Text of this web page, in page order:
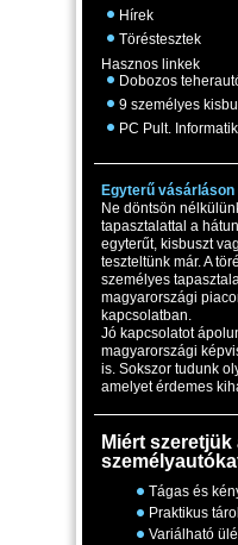
Hírek
Töréstesztek
Hasznos linkek
Dobozos
9 személyes
PC Pult.
Egyterű
Ne döntsön
tapasztalattal a
egyterűt, kisbuszt
teszteltünk már. A
személyes
magyarországi
kapcsolatban.
Jó kapcsolatot
magyarországi
is. Sokszor tudunk
amelyet érdemes
Miért szeretjük
Tágas és
Praktikus
Variálható